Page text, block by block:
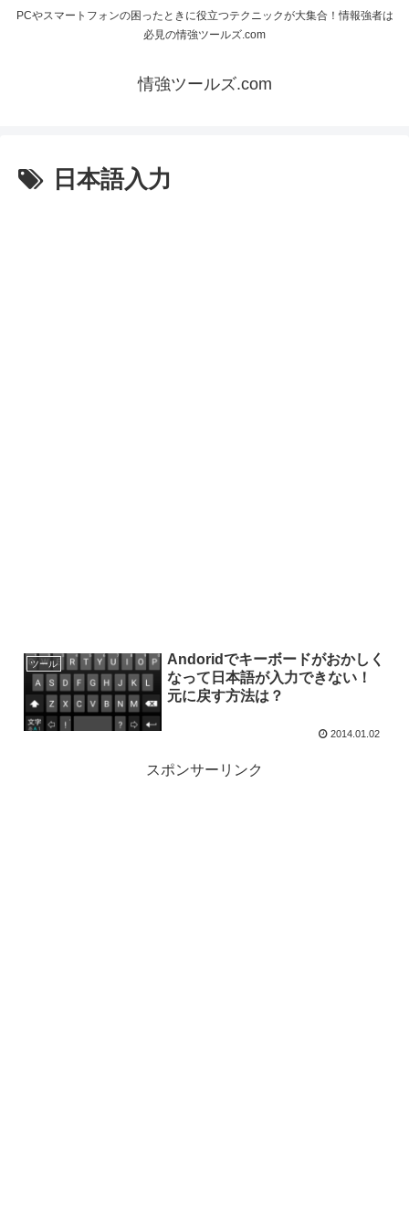
PCやスマートフォンの困ったときに役立つテクニックが大集合！情報強者は
必見の情強ツールズ.com
情強ツールズ.com
日本語入力
ツール
Andoridでキーボードがおかしく
なって日本語が入力できない！
元に戻す方法は？
2014.01.02
スポンサーリンク